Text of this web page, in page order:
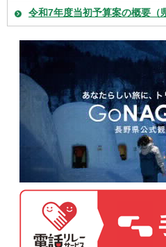
令和7年度当初予算案の概要（